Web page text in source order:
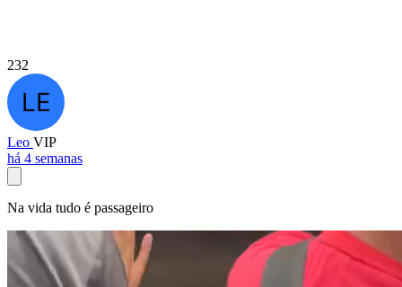
232
Leo VIP
há 4 semanas
Na vida tudo é passageiro